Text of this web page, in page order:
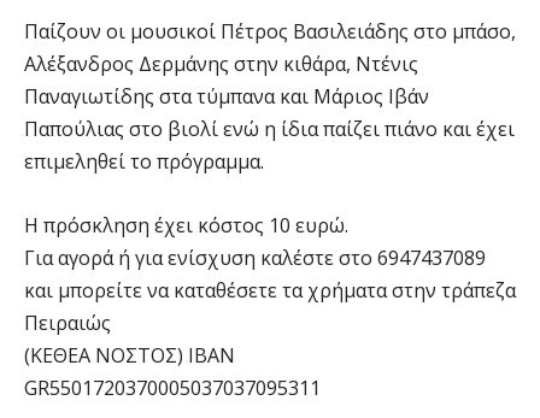
Παίζουν οι μουσικοί Πέτρος Βασιλειάδης στο μπάσο,
Αλέξανδρος Δερμάνης στην κιθάρα, Ντένις
Παναγιωτίδης στα τύμπανα και Μάριος Ιβάν
Παπούλιας στο βιολί ενώ η ίδια παίζει πιάνο και έχει
επιμεληθεί το πρόγραμμα.
Η πρόσκληση έχει κόστος 10 ευρώ.
Για αγορά ή για ενίσχυση καλέστε στο 6947437089
και μπορείτε να καταθέσετε τα χρήματα στην τράπεζα
Πειραιώς
(ΚΕΘΕΑ ΝΟΣΤΟΣ) ΙΒΑΝ
GR5501720370005037037095311